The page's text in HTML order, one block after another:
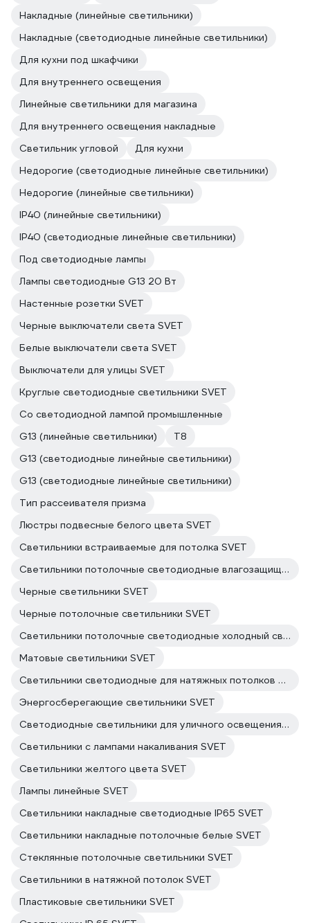
Накладные (линейные светильники)
Накладные (светодиодные линейные светильники)
Для кухни под шкафчики
Для внутреннего освещения
Линейные светильники для магазина
Для внутреннего освещения накладные
Светильник угловой
Для кухни
Недорогие (светодиодные линейные светильники)
Недорогие (линейные светильники)
IP40 (линейные светильники)
IP40 (светодиодные линейные светильники)
Под светодиодные лампы
Лампы светодиодные G13 20 Вт
Настенные розетки SVET
Черные выключатели света SVET
Белые выключатели света SVET
Выключатели для улицы SVET
Круглые светодиодные светильники SVET
Со светодиодной лампой промышленные
G13 (линейные светильники)
T8
G13 (светодиодные линейные светильники)
G13 (светодиодные линейные светильники)
Тип рассеивателя призма
Люстры подвесные белого цвета SVET
Светильники встраиваемые для потолка SVET
Светильники потолочные светодиодные влагозащищенные SVET
Черные светильники SVET
Черные потолочные светильники SVET
Светильники потолочные светодиодные холодный свет SVET
Матовые светильники SVET
Светильники светодиодные для натяжных потолков SVET
Энергосберегающие светильники SVET
Светодиодные светильники для уличного освещения SVET
Светильники с лампами накаливания SVET
Светильники желтого цвета SVET
Лампы линейные SVET
Светильники накладные светодиодные IP65 SVET
Светильники накладные потолочные белые SVET
Стеклянные потолочные светильники SVET
Светильники в натяжной потолок SVET
Пластиковые светильники SVET